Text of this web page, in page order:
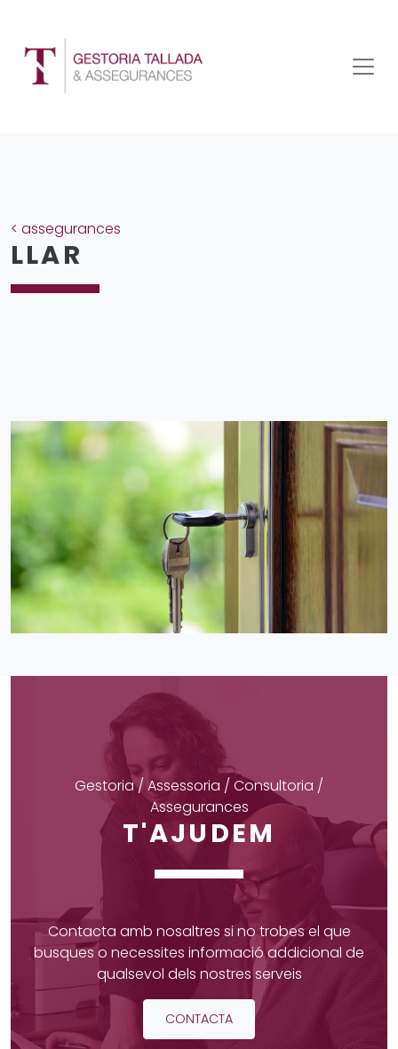
< assegurances
LLAR
Gestoria / Assessoria / Consultoria /
Assegurances
T'AJUDEM
Contacta amb nosaltres si no trobes el que
busques o necessites informació addicional de
qualsevol dels nostres serveis
CONTACTA